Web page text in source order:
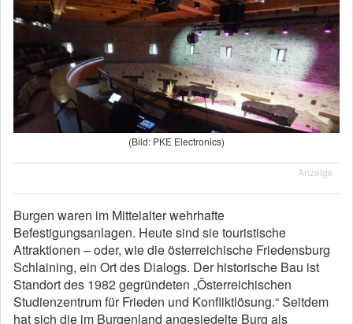
(Bild: PKE Electronics)
Anzeige
Burgen waren im Mittelalter wehrhafte
Befestigungsanlagen. Heute sind sie touristische
Attraktionen – oder, wie die österreichische Friedensburg
Schlaining, ein Ort des Dialogs. Der historische Bau ist
Standort des 1982 gegründeten „Österreichischen
Studienzentrum für Frieden und Konfliktlösung.“ Seitdem
hat sich die im Burgenland angesiedelte Burg als